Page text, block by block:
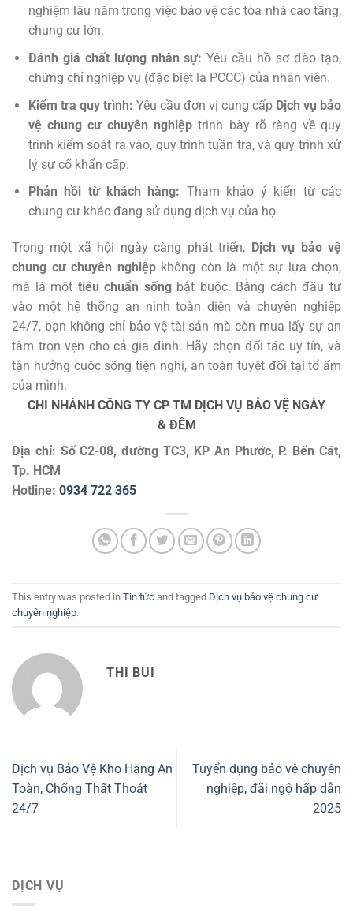
nghiệm lâu năm trong việc bảo vệ các tòa nhà cao tầng,
chung cư lớn.
Đánh giá chất lượng nhân sự: Yêu cầu hồ sơ đào tạo,
chứng chỉ nghiệp vụ (đặc biệt là PCCC) của nhân viên.
Kiểm tra quy trình: Yêu cầu đơn vị cung cấp Dịch vụ bảo
vệ chung cư chuyên nghiệp trình bày rõ ràng về quy
trình kiểm soát ra vào, quy trình tuần tra, và quy trình xử
lý sự cố khẩn cấp.
Phản hồi từ khách hàng: Tham khảo ý kiến từ các
chung cư khác đang sử dụng dịch vụ của họ.
Trong một xã hội ngày càng phát triển, Dịch vụ bảo vệ
chung cư chuyên nghiệpkhông còn là một sự lựa chọn,
mà là một tiêu chuẩn sốngbắt buộc. Bằng cách đầu tư
vào một hệ thống an ninh toàn diện và chuyên nghiệp
24/7, bạn không chỉ bảo vệ tài sản mà còn mua lấy sự an
tâm trọn vẹn cho cả gia đình. Hãy chọn đối tác uy tín, và
tận hưởng cuộc sống tiện nghi, an toàn tuyệt đối tại tổ ấm
của mình.
CHI NHÁNH CÔNG TY CP TM DỊCH VỤ BẢO VỆ NGÀY
& ĐÊM
Địa chỉ: Số C2-08, đường TC3, KP An Phước, P. Bến Cát,
Tp. HCM
Hotline: 0934 722 365
This entry was posted in Tin tức and tagged Dịch vụ bảo vệ chung cư
chuyên nghiệp.
THI BUI
Dịch vụ Bảo Vệ Kho Hàng An
Toàn, Chống Thất Thoát
24/7
Tuyển dụng bảo vệ chuyên
nghiệp, đãi ngộ hấp dẫn
2025
DỊCH VỤ